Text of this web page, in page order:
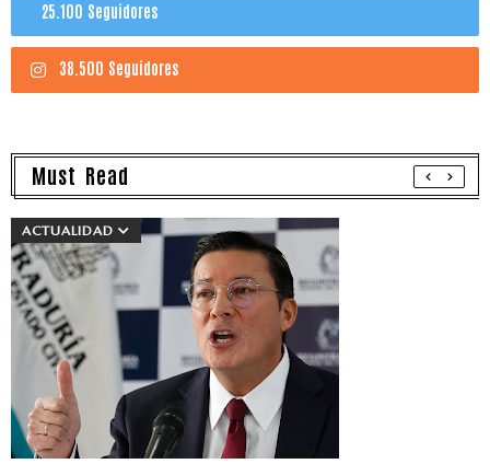
25.100 Seguidores
38.500 Seguidores
Must Read
ACTUALIDAD